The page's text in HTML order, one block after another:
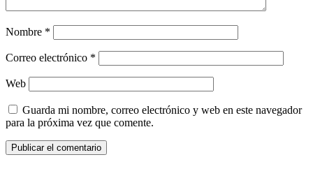
Nombre *
Correo electrónico *
Web
Guarda mi nombre, correo electrónico y web en este navegador
para la próxima vez que comente.